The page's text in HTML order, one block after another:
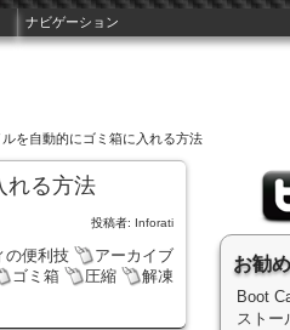
を自動的にゴミ箱に入れる方法
れる方法
投稿者: Inforati
の便利技
アーカイブ
ゴミ箱 圧縮 解凍
お勧
Boot
ストー
ナビゲーション